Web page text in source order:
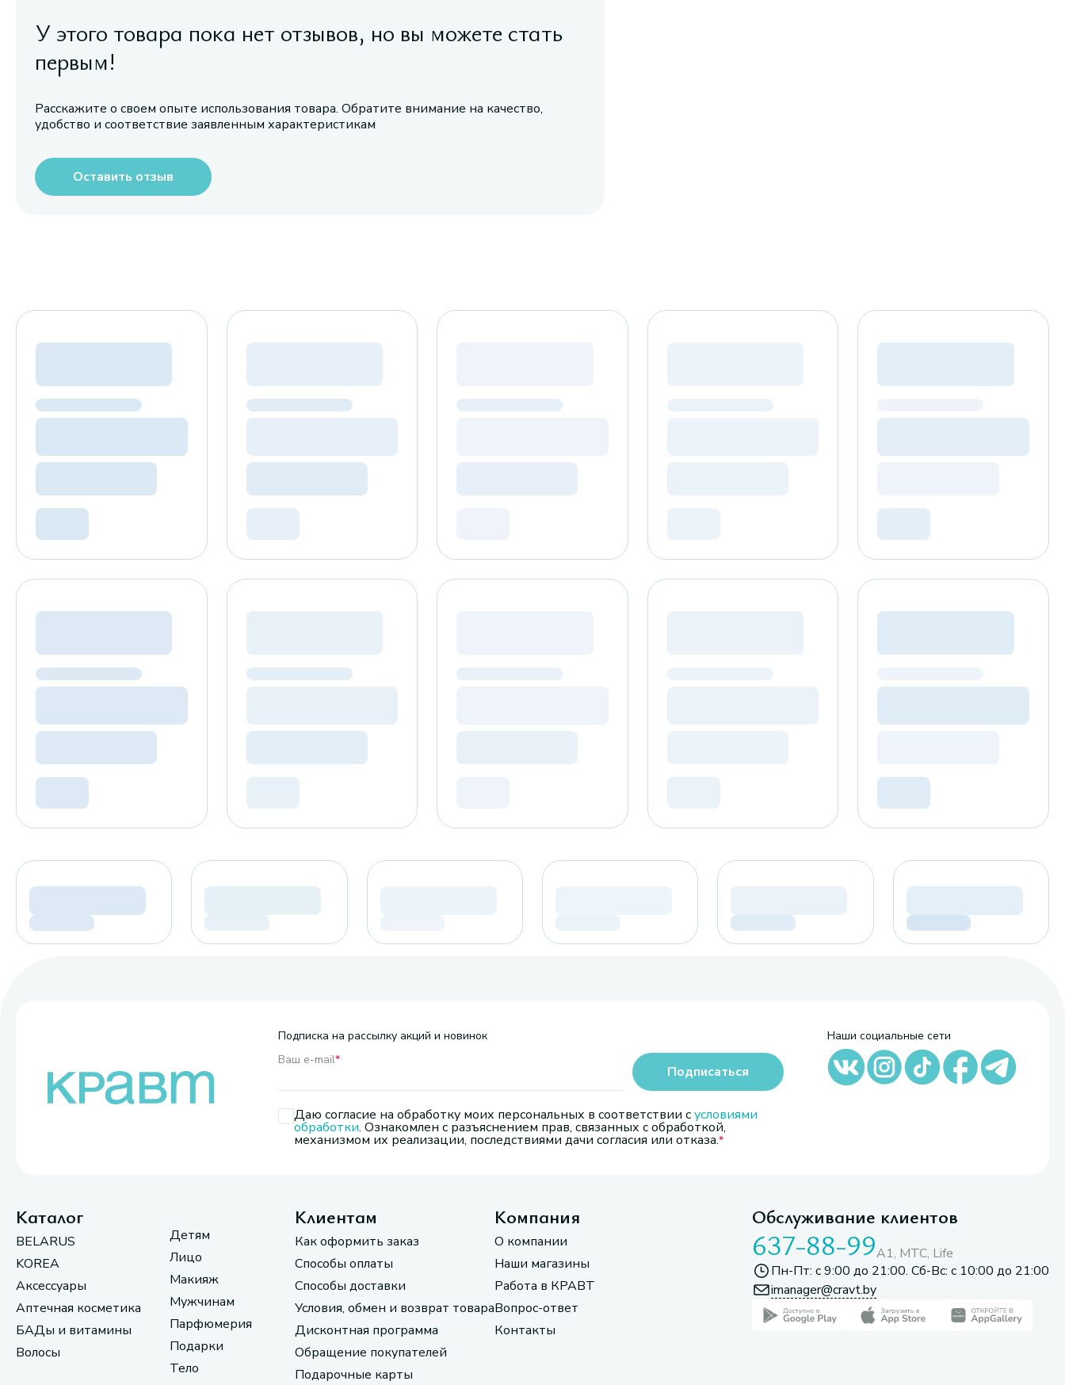
У этого товара пока нет отзывов, но вы можете стать
первым!
Расскажите о своем опыте использования товара. Обратите внимание на качество,
удобство и соответствие заявленным характеристикам
Оставить отзыв
Подписка на рассылку акций и новинок
Ваш e-mail*
Даю согласие на обработку моих персональных в соответствии сусловиями
обработки. Ознакомлен с разъяснением прав, связанных с обработкой,
механизмом их реализации, последствиями дачи согласия или отказа.
Подписаться
Наши социальные сети
Каталог
BELARUS
KOREA
Аксессуары
Аптечная косметика
БАДы и витамины
Волосы
Детям
Лицо
Макияж
Мужчинам
Парфюмерия
Подарки
Тело
Клиентам
Как оформить заказ
Способы оплаты
Способы доставки
Условия, обмен и возврат товара
Дисконтная программа
Обращение покупателей
Подарочные карты
Компания
О компании
Наши магазины
Работа в КРАВТ
Вопрос-ответ
Контакты
Обслуживание клиентов
637-88-99A1, МТС, Life
Пн-Пт: с 9:00 до 21:00. Сб-Вс: с 10:00 до 21:00
imanager@cravt.by